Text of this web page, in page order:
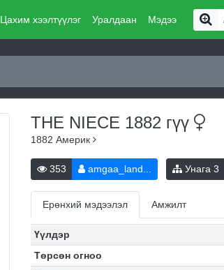
Цахим хээлтүүлэг Уралдаан Мэдээ
THE NIECE 1882 гүү
1882 Америк
353 amgaa_land... Унага 3
Ерөнхий мэдээлэл Амжилт
Үүлдэр
Төрсөн огноо